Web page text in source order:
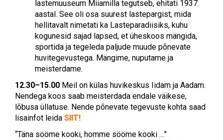
lastemuuseum Miiamilla tegutseb, ehitati 1937.
aastal. See oli osa suurest lastepargist, mida
hellitavalt nimetati ka Lasteparadiisiks, kuhu
kogunesid sajad lapsed, et üheskoos mängida,
sportida ja tegeleda paljude muude põnevate
huvitegevustega. Mängime, nuputame ja
meisterdame.
12.30–15.00 Meil on külas huvikeskus Iidam ja Aadam.
Nendega koos saab meisterdada endale väikese,
lõbusa üllatuse. Nende põnevate tegevuste kohta saad
lisainfot leida SIIT!
“Täna sööme kooki, homme sööme kooki …”